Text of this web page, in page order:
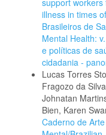
support workers
illness in times
Brasileiros de
Mental Health:
e políticas de
cidadania -
Lucas Torres
Fragozo da
Johnatan
Bien, Karen
Caderno de Arte